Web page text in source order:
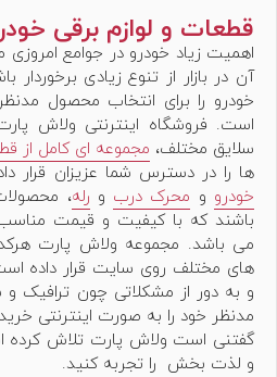
قطعات و لوازم برقی
اهمیت زیاد خودرو در جوامع
آن در بازار از تنوع زیادی
خودرو را برای انتخاب محصول
است. فروشگاه اینترنتی ولاش
سلایق مختلف، مجموعه ای کامل از
ها را در دسترس شما عزیزان قرار
خودرو و محرک درب و رله،
باشند که با کیفیت و قیمت مناسب،
می باشد. مجموعه ولاش پارت
های مختلف روی سایت قرار داده
و به دور از مشکلاتی چون ترافیک و
مدنظر خود را به صورت اینترنتی
گفتنی است ولاش پارت تلاش
و لذت بخش را تجربه کنید.